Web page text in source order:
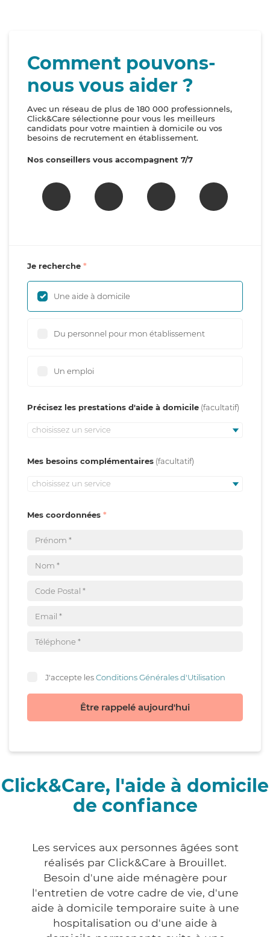
Comment pouvons-
nous vous aider ?
Avec un réseau de plus de 180 000 professionnels,
Click&Care sélectionne pour vous les meilleurs
candidats pour votre maintien à domicile ou vos
besoins de recrutement en établissement.
Nos conseillers vous accompagnent 7/7
Je recherche
Une aide à domicile
Du personnel pour mon établissement
Un emploi
Précisez les prestations d'aide à domicile
choisissez un service
Mes besoins complémentaires
choisissez un service
Mes coordonnées
J'accepte lesConditions Générales d'Utilisation
Être rappelé aujourd'hui
Click&Care, l'aide à domicile
de confiance
Les services aux personnes âgées sont
réalisés par Click&Care à Brouillet.
Besoin d'une aide ménagère pour
l'entretien de votre cadre de vie, d'une
aide à domicile temporaire suite à une
hospitalisation ou d'une aide à